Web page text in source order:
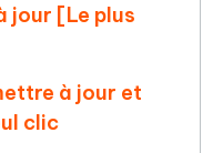
jour [Le plus
à jour et
clic